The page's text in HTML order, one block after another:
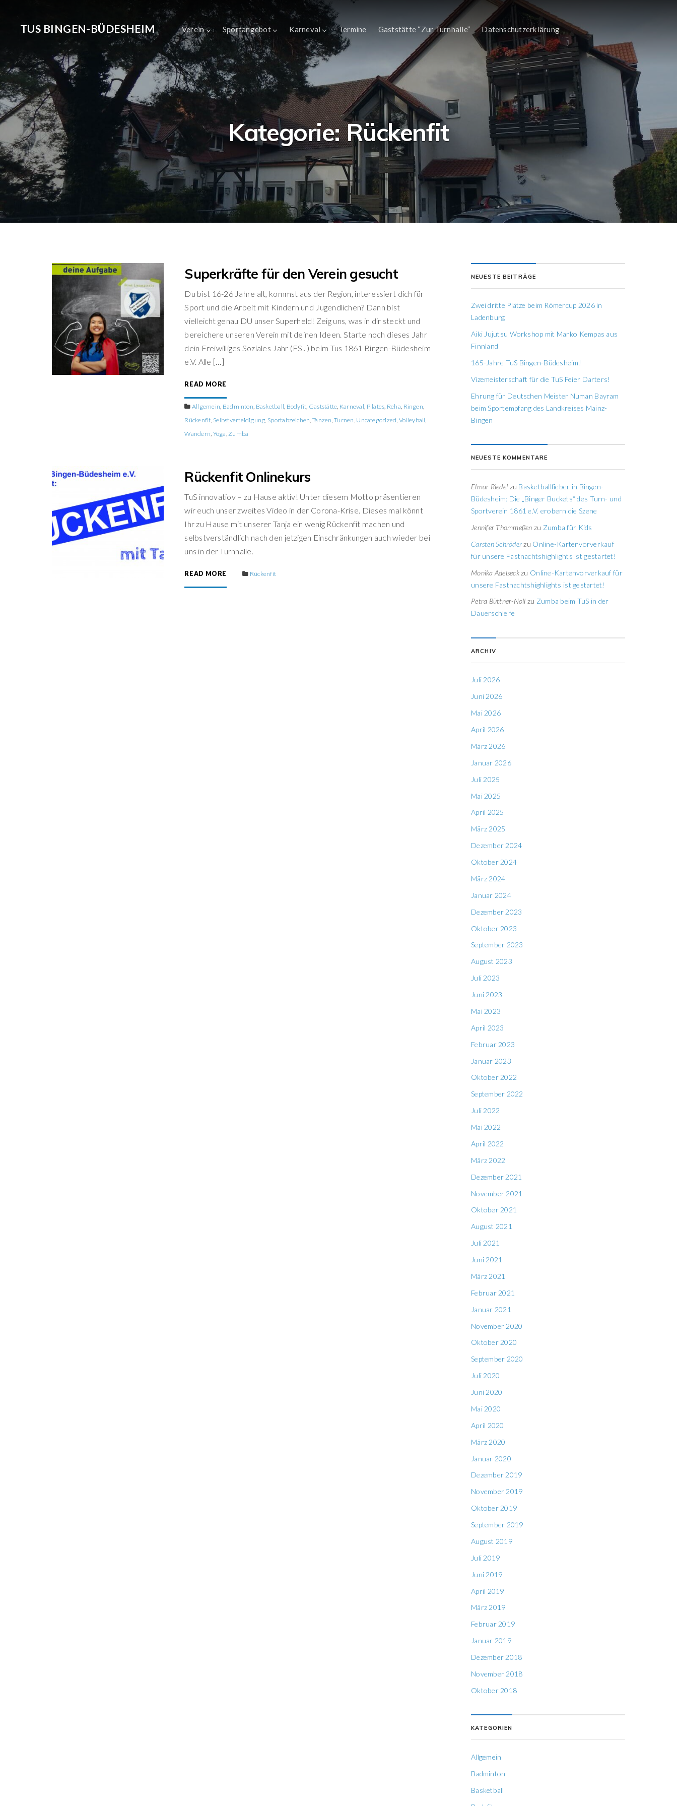
TUS BINGEN-BÜDESHEIM Verein Sportangebot Karneval Termine Gaststätte “Zur Turnhalle” Datenschutzerklärung
Kategorie:Rückenfit
Superkräfte für den Verein gesucht
Du bist 16-26 Jahre alt, kommst aus der Region, interessiert dich für
Sport und die Arbeit mit Kindern und Jugendlichen? Dann bist
vielleicht genau DU unser Superheld! Zeig uns, was in dir steckt und
bereichere unseren Verein mit deinen Ideen. Starte noch dieses Jahr
dein Freiwilliges Soziales Jahr (FSJ) beim Tus 1861 Bingen-Büdesheim
e.V. Alle […]
READ MORE
Allgemein Badminton Basketball Bodyfit Gaststätte Karneval Pilates Reha Ringen
Rückenfit Selbstverteidigung Sportabzeichen ,Tanzen ,Turnen Uncategorized ,Volleyball
Wandern Yoga Zumba
Rückenfit Onlinekurs
TuS innovatiov – zu Hause aktiv! Unter diesem Motto präsentieren
wir euch unser zweites Video in der Corona-Krise. Dieses mal könnt
Ihr zu Hause mit unserer Tanja ein wenig Rückenfit machen und
selbstverständlich nach den jetzigen Einschränkungen auch wieder bei
uns in der Turnhalle.
READ MORE Rückenfit
NEUESTE BEITRÄGE
Zwei dritte Plätze beim Römercup 2026 in
Ladenburg
Aiki Jujutsu Workshop mit Marko Kempas aus
Finnland
165-Jahre TuS Bingen-Büdesheim!
Vizemeisterschaft für die TuS Feier Darters!
Ehrung für Deutschen Meister Numan Bayram
beim Sportempfang des Landkreises Mainz-
Bingen
NEUESTE KOMMENTARE
Elmar Riedel zu Basketballfieber in Bingen-
Büdesheim: Die „Binger Buckets“ des Turn- und
Sportverein 1861 e.V. erobern die Szene
Jennifer Thommeßen zu Zumba für Kids
Carsten Schröder zu Online-Kartenvorverkauf
für unsere Fastnachtshighlights ist gestartet!
Monika Adelseckzu Online-Kartenvorverkauf für
unsere Fastnachtshighlights ist gestartet!
Petra Büttner-Noll zu Zumba beim TuS in der
Dauerschleife
ARCHIV
Juli 2026
Juni 2026
Mai 2026
April 2026
März 2026
Januar 2026
Juli 2025
Mai 2025
April 2025
März 2025
Dezember 2024
Oktober 2024
März 2024
Januar 2024
Dezember 2023
Oktober 2023
September 2023
August 2023
Juli 2023
Juni 2023
Mai 2023
April 2023
Februar 2023
Januar 2023
Oktober 2022
September 2022
Juli 2022
Mai 2022
April 2022
März 2022
Dezember 2021
November 2021
Oktober 2021
August 2021
Juli 2021
Juni 2021
März 2021
Februar 2021
Januar 2021
November 2020
Oktober 2020
September 2020
Juli 2020
Juni 2020
Mai 2020
April 2020
März 2020
Januar 2020
Dezember 2019
November 2019
Oktober 2019
September 2019
August 2019
Juli 2019
Juni 2019
April 2019
März 2019
Februar 2019
Januar 2019
Dezember 2018
November 2018
Oktober 2018
KATEGORIEN
Allgemein
Badminton
Basketball